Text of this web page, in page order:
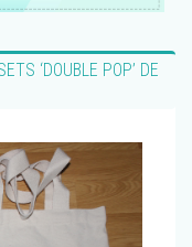
‘DOUBLE POP’ DE